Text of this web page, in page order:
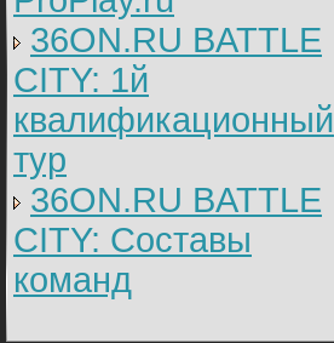
36ON.RU BATTLE
CITY: 1й
квалификационный
тур
36ON.RU BATTLE
CITY: Составы
команд